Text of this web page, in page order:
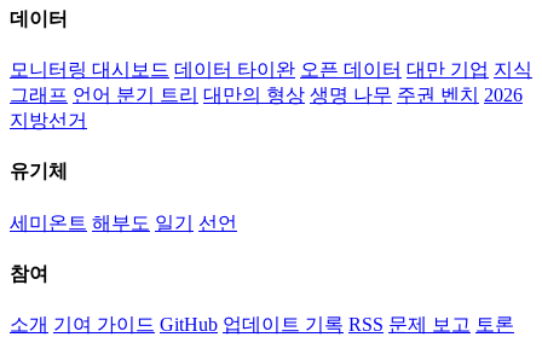
데이터
모니터링 대시보드 데이터 타이완 오픈 데이터 대만 기업 지식
그래프 언어 분기 트리 대만의 형상 생명 나무 주권 벤치
2026
지방선거
유기체
세미온트 해부도 일기 선언
참여
소개 기여 가이드 GitHub 업데이트 기록 RSS 문제 보고 토론